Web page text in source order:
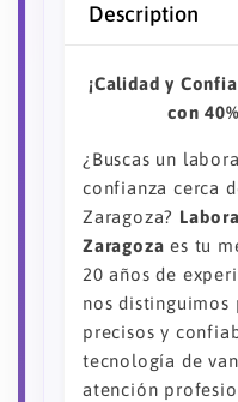
Description
¡Calidad y
con
¿Buscas un
confianza cerca
Zaragoza?
Zaragoza es tu
20 años de
nos distinguimos
precisos y
tecnología de
atención